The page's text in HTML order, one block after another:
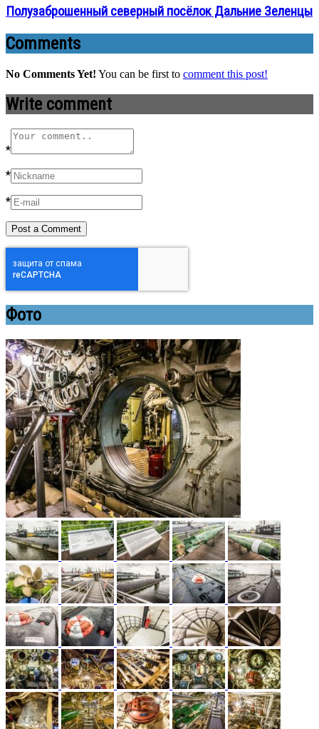
Полузаброшенный северный посёлок Дальние Зеленцы
Comments
No Comments Yet! You can be first to comment this post!
Write comment
*
*
*
Фото